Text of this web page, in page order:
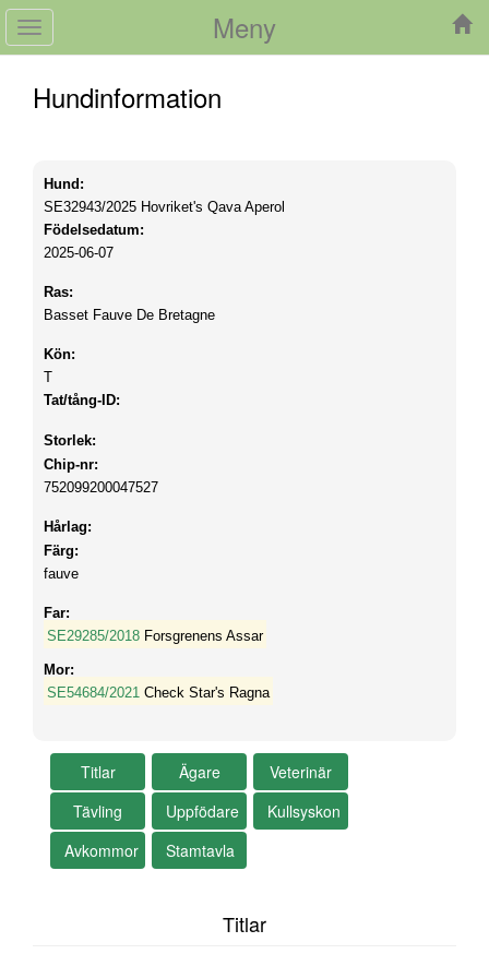
Meny
Toggle
navigation
Hundinformation
Hund:
SE32943/2025 Hovriket's Qava Aperol
Födelsedatum:
2025-06-07
Ras:
Basset Fauve De Bretagne
Kön:
T
Tat/tång-ID:
Storlek:
Chip-nr:
752099200047527
Hårlag:
Färg:
fauve
Far:
SE29285/2018 Forsgrenens Assar
Mor:
SE54684/2021 Check Star's Ragna
Titlar